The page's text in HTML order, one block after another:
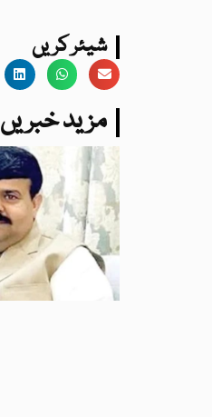
شیئر کریں
:مزید خبریں